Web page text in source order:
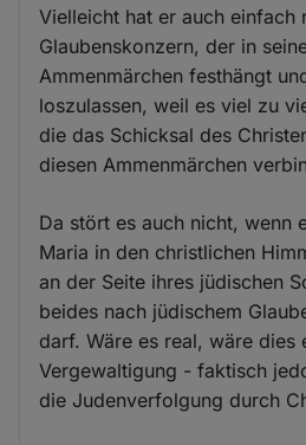
Vielleicht hat er auch einfach
Glaubenskonzern, der in
Ammenmärchen festhängt
loszulassen, weil es viel zu
die das Schicksal des
diesen Ammenmärchen
Da stört es auch nicht, wenn
Maria in den christlichen
an der Seite ihres jüdischen
beides nach jüdischem
darf. Wäre es real, wäre dies
Vergewaltigung - faktisch
die Judenverfolgung durch